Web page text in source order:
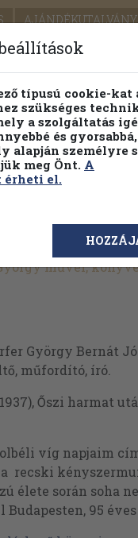
AJÁNDÉKUTALVÁNY
kereső
művei,
György Bernát
műfordító, író.
Őszi harmat
víg napjaim
recski
élete során soha
95 éves
típusú cookie-kat
szükséges
a szolgáltatás
és
alapján személyre
meg Önt. A
érheti el.